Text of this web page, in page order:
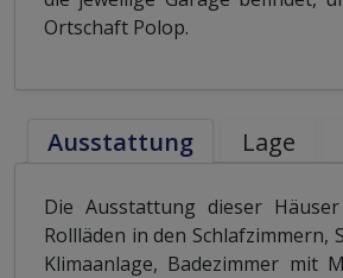
Ortschaft Polop.
Ausstattung Lage
Die Ausstattung dieser
Rollläden in den
Klimaanlage, Badezimmer mit